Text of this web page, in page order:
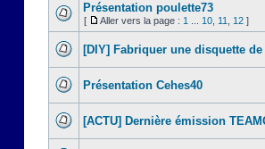
Présentation poulette73
[ Aller vers la page : 1 10 11 12 ]
[DIY] Fabriquer une disquette
Présentation Cehes40
[ACTU] Dernière émission